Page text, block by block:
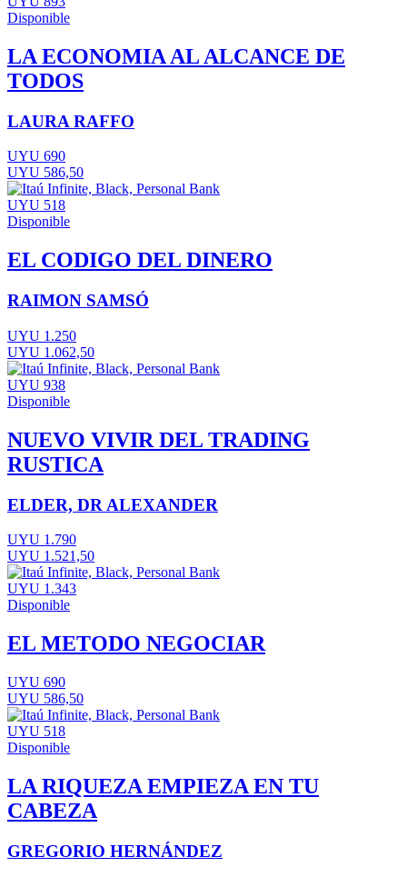
Disponible
LA ECONOMIA AL ALCANCE DE
TODOS
LAURA RAFFO
UYU 690
UYU 586,50
UYU 518
Disponible
EL CODIGO DEL DINERO
RAIMON SAMSÓ
UYU 1.250
UYU 1.062,50
UYU 938
Disponible
NUEVO VIVIR DEL TRADING
RUSTICA
ELDER, DR ALEXANDER
UYU 1.790
UYU 1.521,50
UYU 1.343
Disponible
EL METODO NEGOCIAR
UYU 690
UYU 586,50
UYU 518
Disponible
LA RIQUEZA EMPIEZA EN TU
CABEZA
GREGORIO HERNÁNDEZ